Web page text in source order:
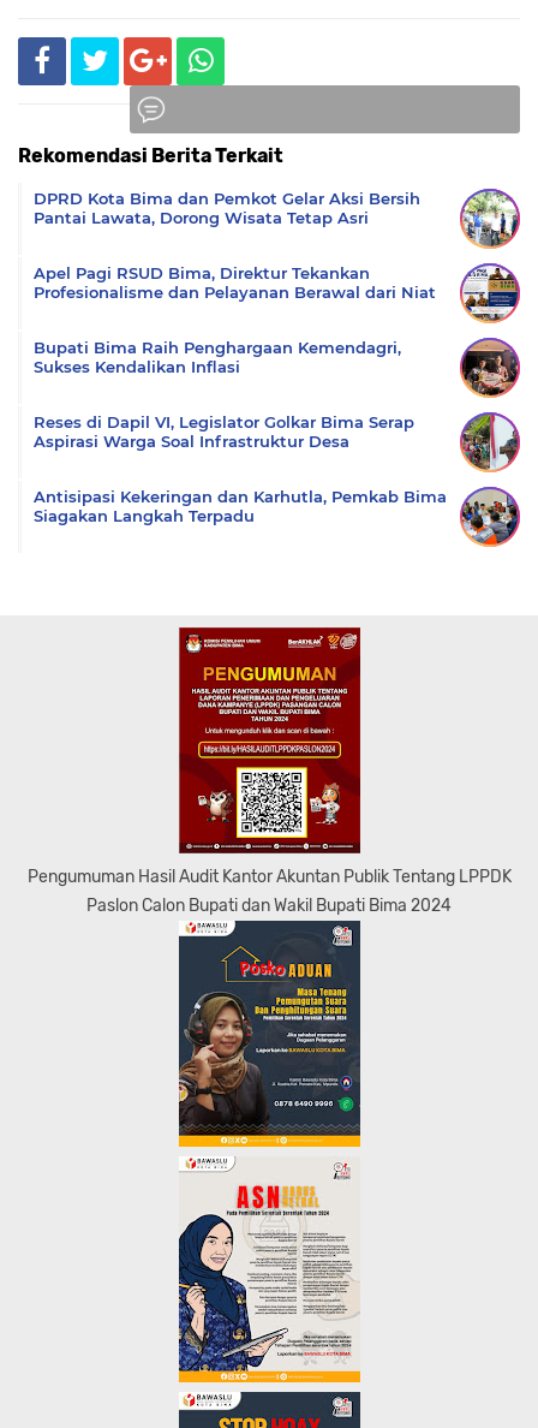
Rekomendasi Berita Terkait
DPRD Kota Bima dan Pemkot Gelar Aksi Bersih
Pantai Lawata, Dorong Wisata Tetap Asri
Apel Pagi RSUD Bima, Direktur Tekankan
Profesionalisme dan Pelayanan Berawal dari Niat
Bupati Bima Raih Penghargaan Kemendagri,
Sukses Kendalikan Inflasi
Reses di Dapil VI, Legislator Golkar Bima Serap
Aspirasi Warga Soal Infrastruktur Desa
Antisipasi Kekeringan dan Karhutla, Pemkab Bima
Siagakan Langkah Terpadu
Pengumuman Hasil Audit Kantor Akuntan Publik Tentang LPPDK
Paslon Calon Bupati dan Wakil Bupati Bima 2024